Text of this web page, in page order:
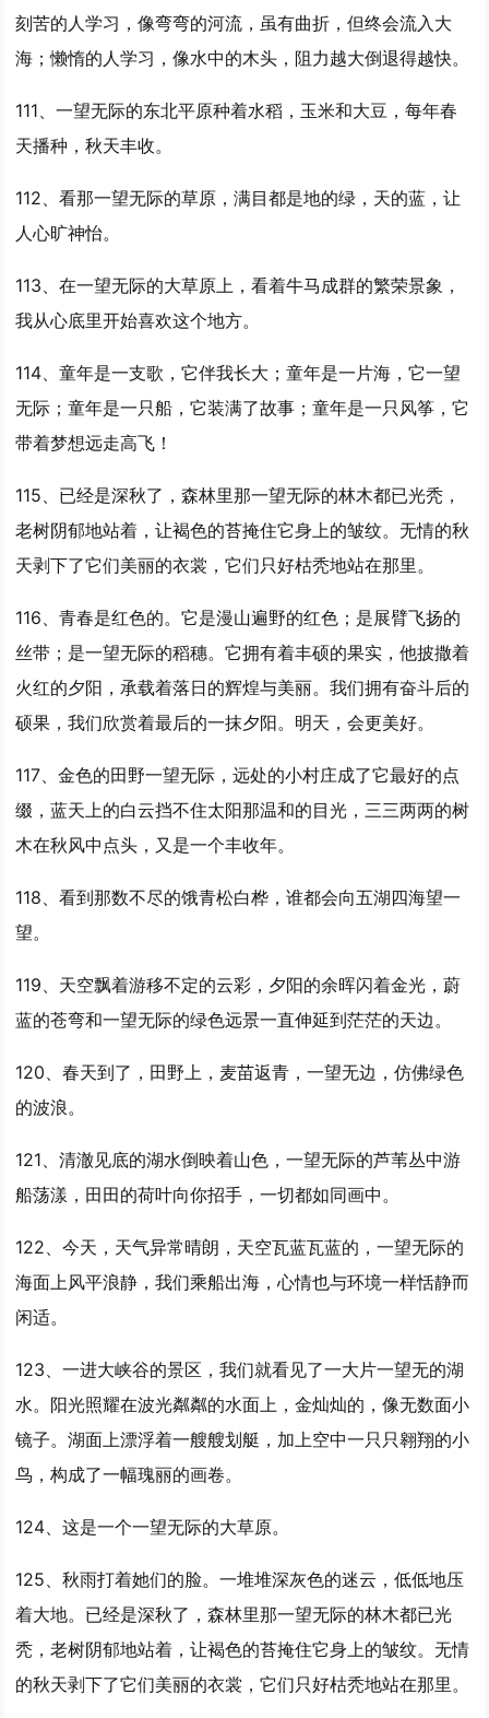
刻苦的人学习，像弯弯的河流，虽有曲折，但终会流入大
海；懒惰的人学习，像水中的木头，阻力越大倒退得越快。
111、一望无际的东北平原种着水稻，玉米和大豆，每年春
天播种，秋天丰收。
112、看那一望无际的草原，满目都是地的绿，天的蓝，让
人心旷神怡。
113、在一望无际的大草原上，看着牛马成群的繁荣景象，
我从心底里开始喜欢这个地方。
114、童年是一支歌，它伴我长大；童年是一片海，它一望
无际；童年是一只船，它装满了故事；童年是一只风筝，它
带着梦想远走高飞！
115、已经是深秋了，森林里那一望无际的林木都已光秃，
老树阴郁地站着，让褐色的苔掩住它身上的皱纹。无情的秋
天剥下了它们美丽的衣裳，它们只好枯秃地站在那里。
116、青春是红色的。它是漫山遍野的红色；是展臂飞扬的
丝带；是一望无际的稻穗。它拥有着丰硕的果实，他披撒着
火红的夕阳，承载着落日的辉煌与美丽。我们拥有奋斗后的
硕果，我们欣赏着最后的一抹夕阳。明天，会更美好。
117、金色的田野一望无际，远处的小村庄成了它最好的点
缀，蓝天上的白云挡不住太阳那温和的目光，三三两两的树
木在秋风中点头，又是一个丰收年。
118、看到那数不尽的饿青松白桦，谁都会向五湖四海望一
望。
119、天空飘着游移不定的云彩，夕阳的余晖闪着金光，蔚
蓝的苍弯和一望无际的绿色远景一直伸延到茫茫的天边。
120、春天到了，田野上，麦苗返青，一望无边，仿佛绿色
的波浪。
121、清澈见底的湖水倒映着山色，一望无际的芦苇丛中游
船荡漾，田田的荷叶向你招手，一切都如同画中。
122、今天，天气异常晴朗，天空瓦蓝瓦蓝的，一望无际的
海面上风平浪静，我们乘船出海，心情也与环境一样恬静而
闲适。
123、一进大峡谷的景区，我们就看见了一大片一望无的湖
水。阳光照耀在波光粼粼的水面上，金灿灿的，像无数面小
镜子。湖面上漂浮着一艘艘划艇，加上空中一只只翱翔的小
鸟，构成了一幅瑰丽的画卷。
124、这是一个一望无际的大草原。
125、秋雨打着她们的脸。一堆堆深灰色的迷云，低低地压
着大地。已经是深秋了，森林里那一望无际的林木都已光
秃，老树阴郁地站着，让褐色的苔掩住它身上的皱纹。无情
的秋天剥下了它们美丽的衣裳，它们只好枯秃地站在那里。